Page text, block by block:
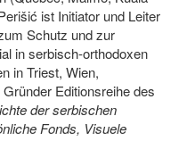
ist Initiator und Leiter
Schutz und zur
in serbisch-orthodoxen
in Triest, Wien,
Editionsreihe des
der serbischen
Fonds, Visuele